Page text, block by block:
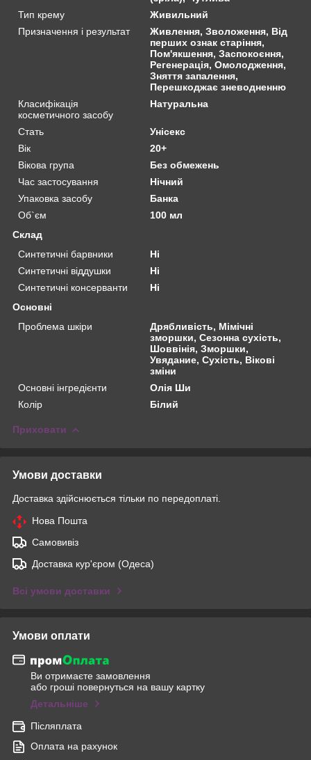
Тип крему
Живильний
Призначення і результат
Живлення, Зволоження, Від
перших ознак старіння,
Пом'якшення, Заспокоєння,
Регенерація, Омолодження,
Зняття запалення,
Перешкоджає зневодненню
Класифікація
косметичного засобу
Натуральна
Стать
Унісекс
Вік
20+
Вікова група
Без обмежень
Час застосування
Нічний
Упаковка засобу
Банка
Об`єм
100 мл
Склад
Синтетичні барвники
Ні
Синтетичні віддушки
Ні
Синтетичні консерванти
Ні
Основні
Проблема шкіри
Дрябливість, Мімічні
зморшки, Сезонна сухість,
Шоввінія, Зморшки,
Увядание, Сухість, Вікові
зміни
Основні інгредієнти
Олія Ши
Колір
Білий
Приховати
Умови доставки
Доставка здійснюється тільки по передоплаті.
Нова Пошта
Самовивіз
Доставка кур'єром (Одеса)
Всі умови доставки
Умови оплати
Ви отримаєте замовлення
або гроші повернуться на вашу картку
Детальніше
Післяплата
Оплата на рахунок